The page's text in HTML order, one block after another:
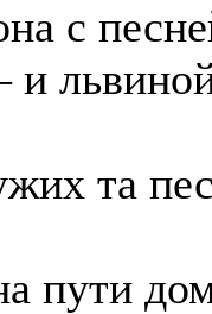
с
и
та
пути